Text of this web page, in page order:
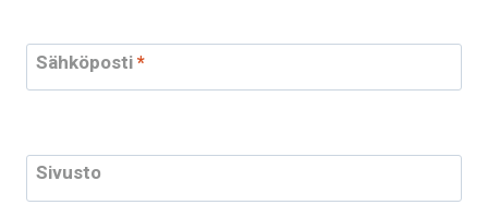
Sähköposti*
Sivusto